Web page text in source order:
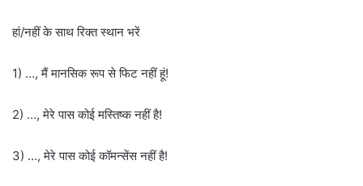
हां/नहीं के साथ रिक्त स्थान भरें
1) …, मैं मानसिक रूप से फिट नहीं हूं!
2) …, मेरे पास कोई मस्तिष्क नहीं है!
3) …, मेरे पास कोई कॉमन्सेंस नहीं है!